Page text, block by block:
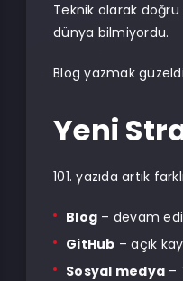
Teknik olarak
dünya bilmiyordu.
Blog yazmak
Yeni
101. yazıda artık
Blog – devam
GitHub – açık
Sosyal medya –